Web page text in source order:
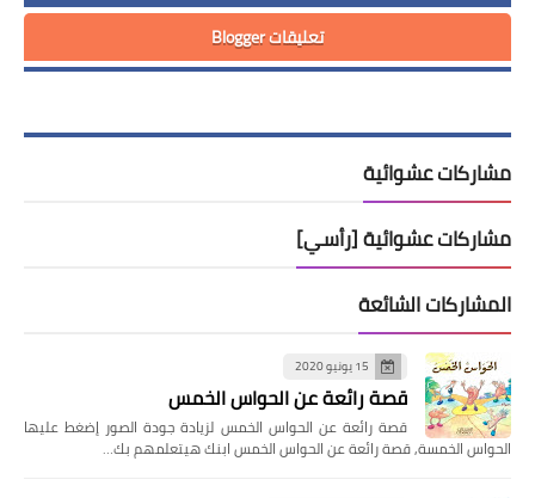
تعليقات Blogger
مشاركات عشوائية
مشاركات عشوائية [رأسي]
المشاركات الشائعة
15 يونيو 2020
قصة رائعة عن الحواس الخمس
قصة رائعة عن الحواس الخمس لزيادة جودة الصور إضغط عليها
الحواس الخمسة, قصة رائعة عن الحواس الخمس ابنك هيتعلمهم بك…